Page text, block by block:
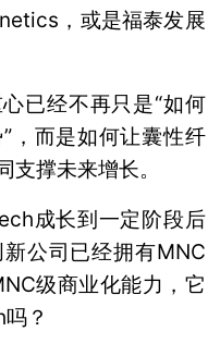
，或是福泰发展
已经不再只是“如何
，而是如何让囊性纤
支撑未来增长。
成长到一定阶段后
公司已经拥有MNC
级商业化能力，它
？